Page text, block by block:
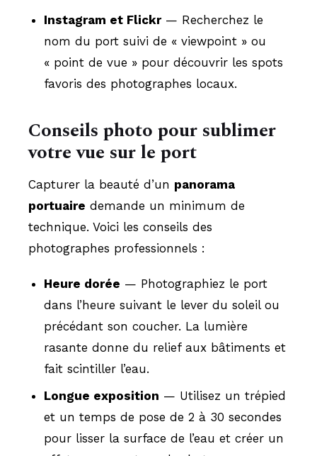
Instagram et Flickr— Recherchez le
nom du port suivi de « viewpoint » ou
« point de vue » pour découvrir les spots
favoris des photographes locaux.
Conseils photo pour sublimer
votre vue sur le port
Capturer la beauté d’un panorama
portuaire demande un minimum de
technique. Voici les conseils des
photographes professionnels :
Heure dorée — Photographiez le port
dans l’heure suivant le lever du soleil ou
précédant son coucher. La lumière
rasante donne du relief aux bâtiments et
fait scintiller l’eau.
Longue exposition — Utilisez un trépied
et un temps de pose de 2 à 30 secondes
pour lisser la surface de l’eau et créer un